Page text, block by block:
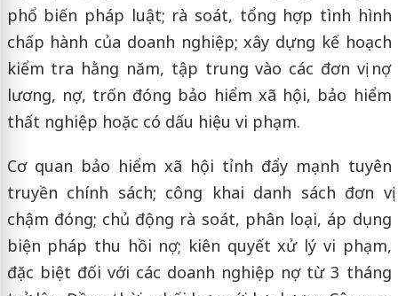
phổ biến pháp luật; rà soát, tổng hợp tình hình
chấp hành của doanh nghiệp; xây dựng kế hoạch
kiểm tra hằng năm, tập trung vào các đơn vị nợ
lương, nợ, trốn đóng bảo hiểm xã hội, bảo hiểm
thất nghiệp hoặc có dấu hiệu vi phạm.
Cơ quan bảo hiểm xã hội tỉnh đẩy mạnh tuyên
truyền chính sách; công khai danh sách đơn vị
chậm đóng; chủ động rà soát, phân loại, áp dụng
biện pháp thu hồi nợ; kiên quyết xử lý vi phạm,
đặc biệt đối với các doanh nghiệp nợ từ 3 tháng